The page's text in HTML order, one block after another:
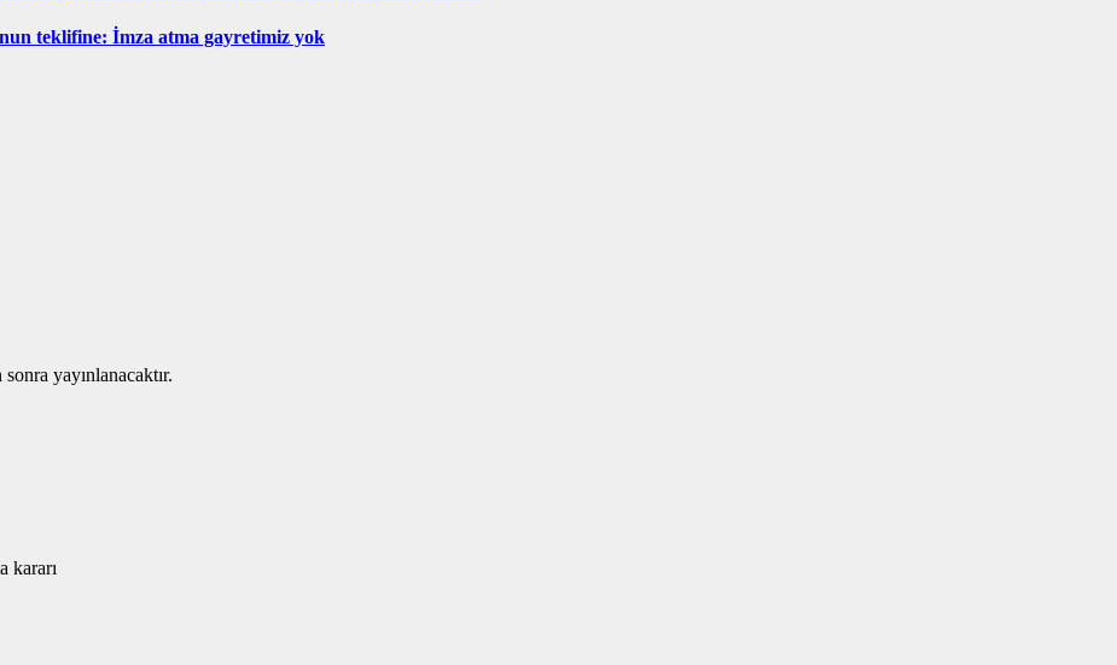
teklifine: İmza atma gayretimiz yok
yayınlanacaktır.
kararı